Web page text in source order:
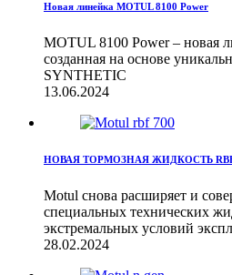
Новая линейка MOTUL 8100 Power
MOTUL 8100 Power – новая
созданная на основе
SYNTHETIC
13.06.2024
НОВАЯ ТОРМОЗНАЯ ЖИДКОСТЬ RBF
Motul снова расширяет и
специальных технических
экстремальных условий
28.02.2024